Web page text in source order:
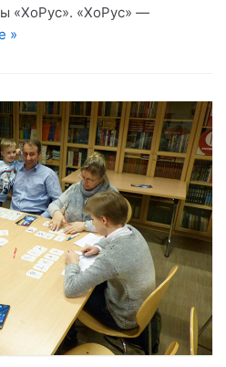
«ХоРус». «ХоРус» —
»